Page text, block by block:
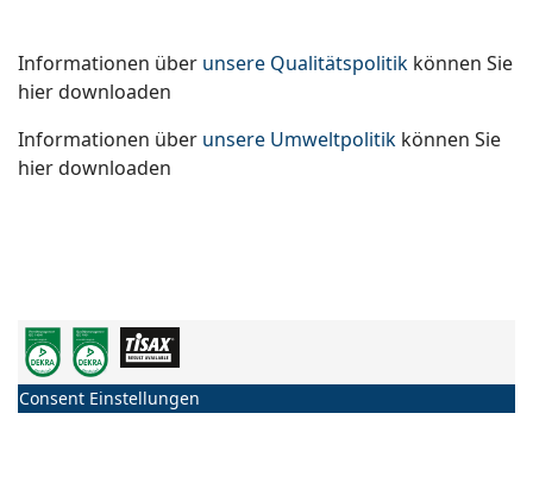
Informationen über unsere Qualitätspolitik können Sie
hier downloaden
Informationen über unsere Umweltpolitik können Sie
hier downloaden
Consent Einstellungen